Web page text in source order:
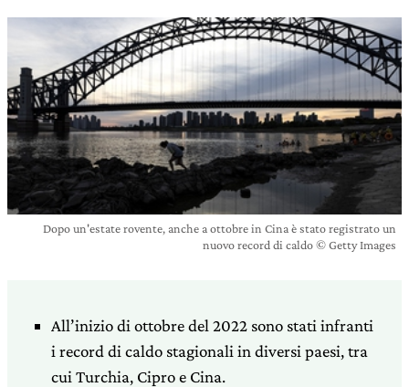
Dopo un'estate rovente, anche a ottobre in Cina è stato registrato un
nuovo record di caldo © Getty Images
All’inizio di ottobre del 2022 sono stati infranti
i record di caldo stagionali in diversi paesi, tra
cui Turchia, Cipro e Cina.